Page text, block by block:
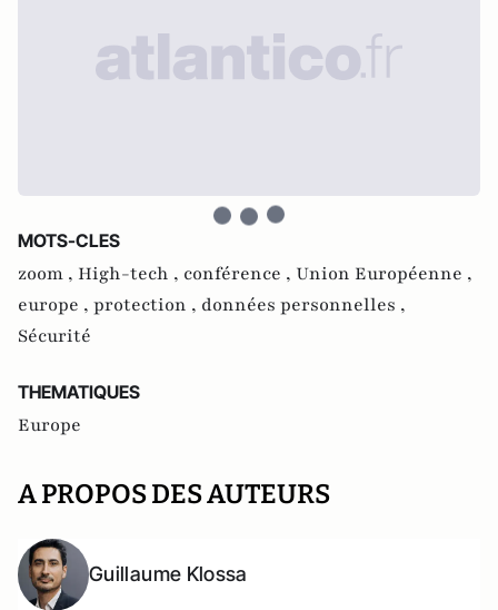
MOTS-CLES
zoom , High-tech , conférence , Union Européenne ,
europe , protection , données personnelles ,
Sécurité
THEMATIQUES
Europe
A PROPOS DES AUTEURS
Guillaume Klossa